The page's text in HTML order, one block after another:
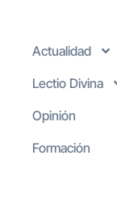
Actualidad
Lectio Divina
Opinión
Formación